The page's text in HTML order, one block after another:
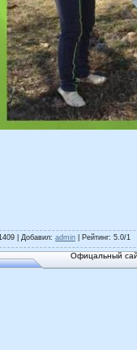
| Добавил: admin Рейтинг: 5.0/1
Офицальный